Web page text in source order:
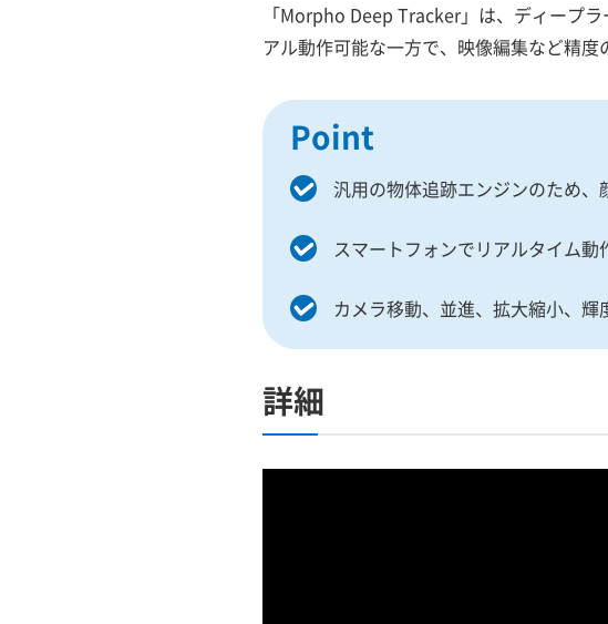
「Morpho Deep Tracker」は、ディープ
アル動作可能な一方で、映像編集など精度
Point
汎用の物体追跡エンジンのため
スマートフォンでリアルタイム
カメラ移動、並進、拡大縮小、輝
詳細